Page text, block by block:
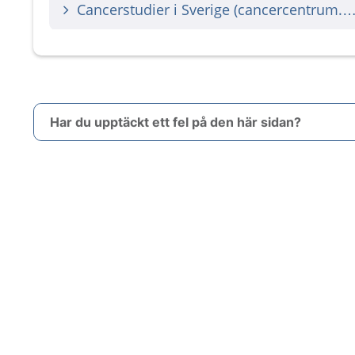
Cancerstudier i Sverige (cancercentrum.se)
Har du upptäckt ett fel på den här sidan?